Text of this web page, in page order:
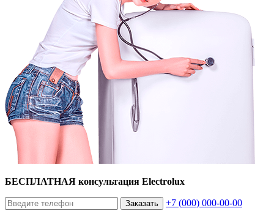
БЕСПЛАТНАЯ консультация Electrolux
Заказать +7 (000) 000-00-00